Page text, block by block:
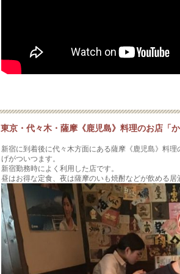
東京・代々木・薩摩《鹿児島》料理のお店「か
新宿に到着後に代々木方面にある薩摩《鹿児島》料
げがついつます。
新宿勤務時によく利用した店です。
昼はお得な定食、夜は薩摩のいも焼酎などが飲める居